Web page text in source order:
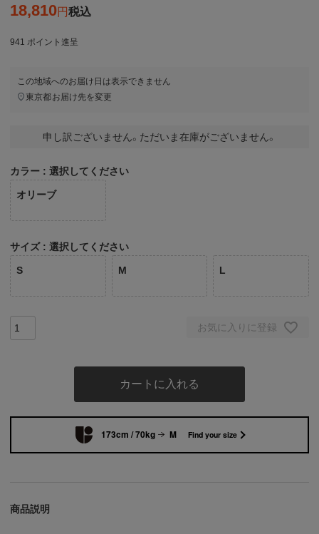
18,810 税込
941 ポイント進呈
この地域へのお届け日は表示できません
東京都お届け先を変更
申し訳ございません。ただいま在庫がございません。
カラー 選択してください
オリーブ
サイズ 選択してください
S M L
お気に入りに登録
カートに入れる
173cm / 70kg M Find your size
商品説明